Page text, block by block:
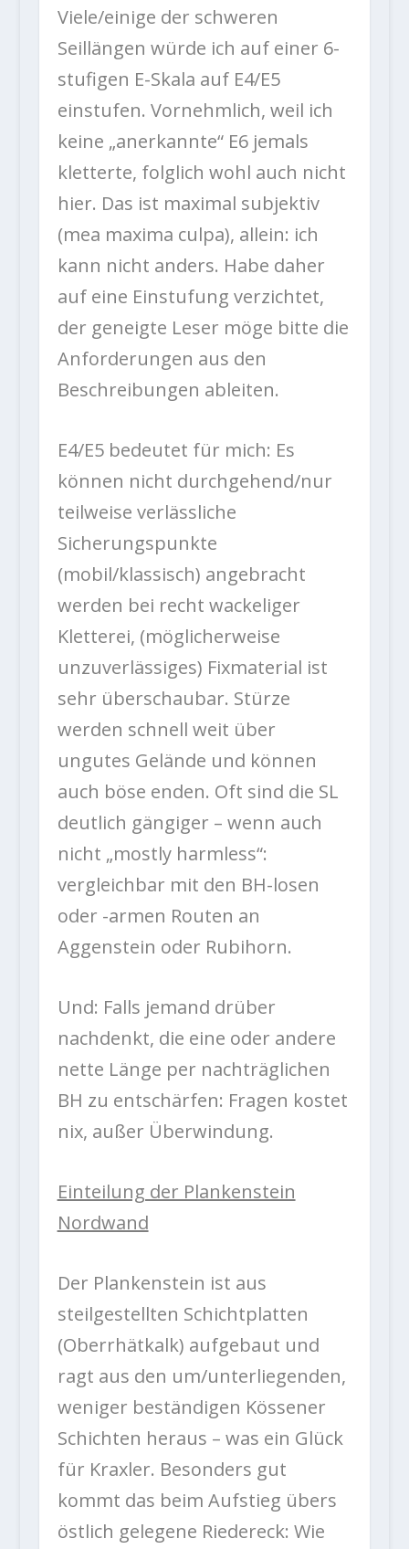
Viele/einige der schweren
Seillängen würde ich auf einer 6-
stufigen E-Skala auf E4/E5
einstufen. Vornehmlich, weil ich
keine „anerkannte“ E6 jemals
kletterte, folglich wohl auch nicht
hier. Das ist maximal subjektiv
(mea maxima culpa), allein: ich
kann nicht anders. Habe daher
auf eine Einstufung verzichtet,
der geneigte Leser möge bitte die
Anforderungen aus den
Beschreibungen ableiten.
E4/E5 bedeutet für mich: Es
können nicht durchgehend/nur
teilweise verlässliche
Sicherungspunkte
(mobil/klassisch) angebracht
werden bei recht wackeliger
Kletterei, (möglicherweise
unzuverlässiges) Fixmaterial ist
sehr überschaubar. Stürze
werden schnell weit über
ungutes Gelände und können
auch böse enden. Oft sind die SL
deutlich gängiger – wenn auch
nicht „mostly harmless“:
vergleichbar mit den BH-losen
oder -armen Routen an
Aggenstein oder Rubihorn.
Und: Falls jemand drüber
nachdenkt, die eine oder andere
nette Länge per nachträglichen
BH zu entschärfen: Fragen kostet
nix, außer Überwindung.
Einteilung der Plankenstein
Nordwand
Der Plankenstein ist aus
steilgestellten Schichtplatten
(Oberrhätkalk) aufgebaut und
ragt aus den um/unterliegenden,
weniger beständigen Kössener
Schichten heraus – was ein Glück
für Kraxler. Besonders gut
kommt das beim Aufstieg übers
östlich gelegene Riedereck: Wie